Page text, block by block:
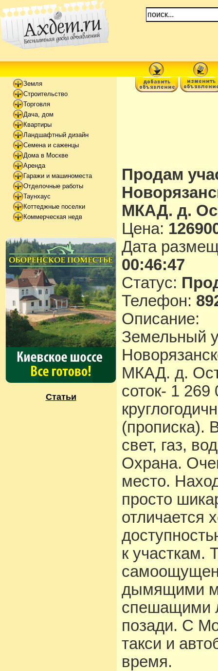
Земля
Строительство
Торговля
Дача, дом
Квартиры
Ландшафтный дизайн
Семена и саженцы
Дома в Москве
Аренда
Гаражи и машиноместа
Отделочные работы
Таунхаус
Коттеджные поселки
Коммерческая недв
Статьи
Продам
МКАД. д.
Цена:
Дата
00:46:47
Статус:
Телефон:
Описание:
Земельный
МКАД. д.
соток- 1
(прописка).
свет, газ,
Охрана.
место.
просто
отличается
к участкам.
дымящими
спешащими
позади. С
такси и
время.